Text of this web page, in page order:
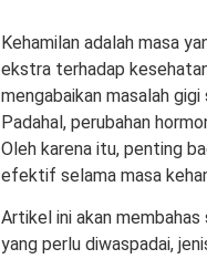
Kehamilan adalah masa
ekstra terhadap
mengabaikan masalah
Padahal, perubahan
Oleh karena itu, penting
efektif selama masa
Artikel ini akan
yang perlu diwaspadai,